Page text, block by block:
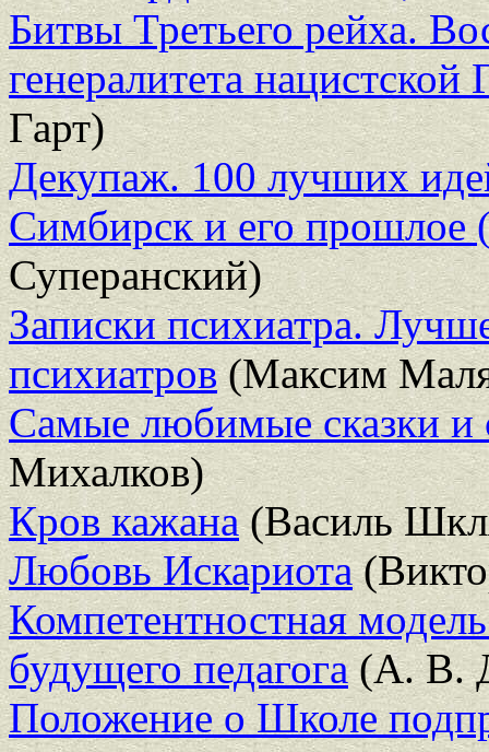
Битвы Третьего рейха.
генералитета нацистской
Гарт)
Декупаж. 100 лучших
Симбирск и его прошлое
Суперанский)
Записки психиатра.
психиатров(Максим
Самые любимые сказки
Михалков)
Кров кажана(Василь
Любовь Искариота
Компетентностная
будущего педагога(А. В.
Положение о Школе